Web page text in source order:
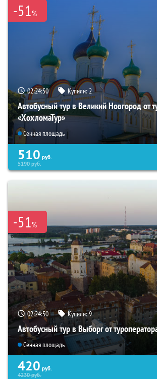
-51%
02:24:49 Купили:2
Автобусный тур в Великий Новгород от
«ХохломаТур»
Сенная площадь
510 руб.
5190руб.
-51%
02:24:49 Купили:9
Автобусный тур в Выборг от
Сенная площадь
420 руб.
4230руб.